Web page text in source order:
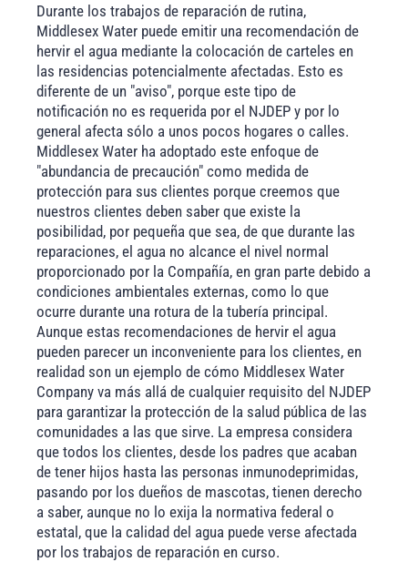
Durante los trabajos de reparación de rutina,
Middlesex Water puede emitir una recomendación de
hervir el agua mediante la colocación de carteles en
las residencias potencialmente afectadas. Esto es
diferente de un "aviso", porque este tipo de
notificación no es requerida por el NJDEP y por lo
general afecta sólo a unos pocos hogares o calles.
Middlesex Water ha adoptado este enfoque de
"abundancia de precaución" como medida de
protección para sus clientes porque creemos que
nuestros clientes deben saber que existe la
posibilidad, por pequeña que sea, de que durante las
reparaciones, el agua no alcance el nivel normal
proporcionado por la Compañía, en gran parte debido a
condiciones ambientales externas, como lo que
ocurre durante una rotura de la tubería principal.
Aunque estas recomendaciones de hervir el agua
pueden parecer un inconveniente para los clientes, en
realidad son un ejemplo de cómo Middlesex Water
Company va más allá de cualquier requisito del NJDEP
para garantizar la protección de la salud pública de las
comunidades a las que sirve. La empresa considera
que todos los clientes, desde los padres que acaban
de tener hijos hasta las personas inmunodeprimidas,
pasando por los dueños de mascotas, tienen derecho
a saber, aunque no lo exija la normativa federal o
estatal, que la calidad del agua puede verse afectada
por los trabajos de reparación en curso.